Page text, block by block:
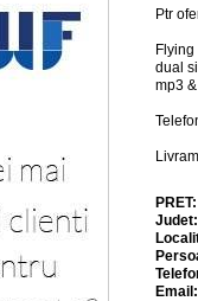
Ptr
dual
mp3
PRET:
Judet:
Email: